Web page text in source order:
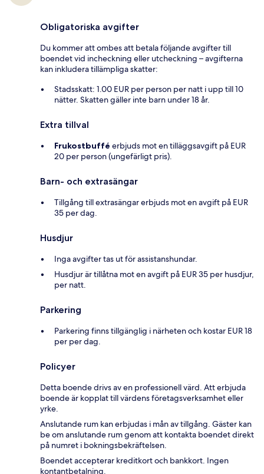
Obligatoriska avgifter
Du kommer att ombes att betala följande avgifter till
boendet vid incheckning eller utcheckning – avgifterna
kan inkludera tillämpliga skatter:
Stadsskatt: 1.00 EUR per person per natt i upp till 10
nätter. Skatten gäller inte barn under 18 år.
Extra tillval
Frukostbuffé erbjuds mot en tilläggsavgift på EUR
20 per person (ungefärligt pris).
Barn- och extrasängar
Tillgång till extrasängar erbjuds mot en avgift på EUR
35 per dag.
Husdjur
Inga avgifter tas ut för assistanshundar.
Husdjur är tillåtna mot en avgift på EUR 35 per husdjur,
per natt.
Parkering
Parkering finns tillgänglig i närheten och kostar EUR 18
per per dag.
Policyer
Detta boende drivs av en professionell värd. Att erbjuda
boende är kopplat till värdens företagsverksamhet eller
yrke.
Anslutande rum kan erbjudas i mån av tillgång. Gäster kan
be om anslutande rum genom att kontakta boendet direkt
på numret i bokningsbekräftelsen.
Boendet accepterar kreditkort och bankkort. Ingen
kontantbetalning.